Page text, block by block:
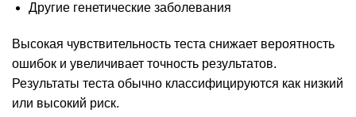
Другие генетические заболевания
Высокая чувствительность теста снижает вероятность
ошибок и увеличивает точность результатов.
Результаты теста обычно классифицируются как низкий
или высокий риск.